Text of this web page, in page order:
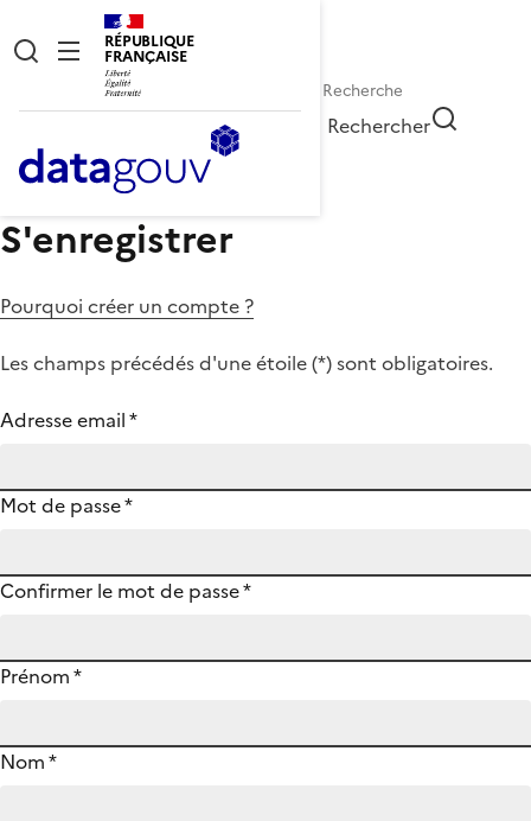
RÉPUBLIQUE
FRANÇAISE
Rechercher
S'enregistrer
Pourquoi créer un compte ?
Les champs précédés d'une étoile (*) sont obligatoires.
Adresse email*
Mot de passe*
Confirmer le mot de passe*
Prénom*
Nom*